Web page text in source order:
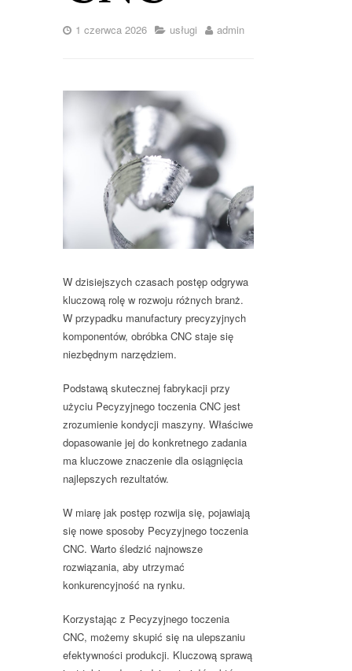
1 czerwca 2026 usługi admin
W dzisiejszych czasach postęp odgrywa
kluczową rolę w rozwoju różnych branż.
W przypadku manufactury precyzyjnych
komponentów, obróbka CNC staje się
niezbędnym narzędziem.
Podstawą skutecznej fabrykacji przy
użyciu Pecyzyjnego toczenia CNC jest
zrozumienie kondycji maszyny. Właściwe
dopasowanie jej do konkretnego zadania
ma kluczowe znaczenie dla osiągnięcia
najlepszych rezultatów.
W miarę jak postęp rozwija się, pojawiają
się nowe sposoby Pecyzyjnego toczenia
CNC. Warto śledzić najnowsze
rozwiązania, aby utrzymać
konkurencyjność na rynku.
Korzystając z Pecyzyjnego toczenia
CNC, możemy skupić się na ulepszaniu
efektywności produkcji. Kluczową sprawą